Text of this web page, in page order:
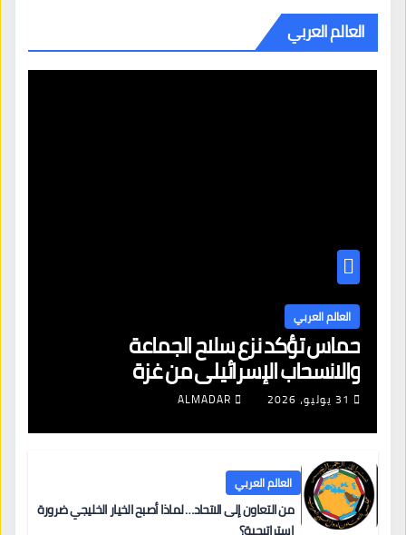
العالم العربي
العالم العربي
حماس تؤكد نزع سلاح الجماعة
والانسحاب الإسرائيلي من غزة
31 يوليو، 2026 ALMADAR
العالم العربي
من التعاون إلى الاتحاد… لماذا أصبح الخيار الخليجي ضرورة